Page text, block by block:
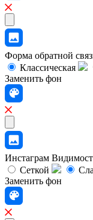
Форма обратной
Классическая
Заменить фон
Инстаграм
Сеткой
Заменить фон